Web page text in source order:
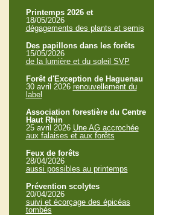
Printemps 2026 et
18/05/2026
dégagements des plants et semis
Des papillons dans les forêts
15/05/2026
de la lumière et du soleil SVP
Forêt d'Exception de Haguenau
30 avril 2026 renouvellement du
label
Association forestière du Centre
Haut Rhin
25 avril 2026 Une AG accrochée
aux falaises et aux forêts
Feux de forêts
28/04/2026
aussi possibles au printemps
Prévention scolytes
20/04/2026
suivi et écorçage des épicéas
tombés